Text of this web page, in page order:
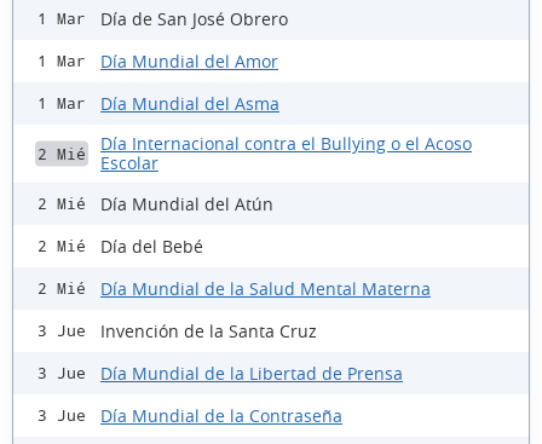
1 Mar Día de San José Obrero
1 Mar Día Mundial del Amor
1 Mar Día Mundial del Asma
2 Mié
Día Internacional contra el Bullying o el Acoso
Escolar
2 Mié Día Mundial del Atún
2 Mié Día del Bebé
2 Mié Día Mundial de la Salud Mental Materna
3 Jue Invención de la Santa Cruz
3 Jue Día Mundial de la Libertad de Prensa
3 Jue Día Mundial de la Contraseña